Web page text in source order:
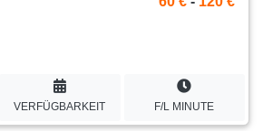
VERFÜGBARKEIT F/L MINUTE